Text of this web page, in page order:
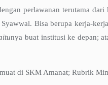
perlawanan terutama
Bisa berupa kerja-
nya buat institusi ke depan;
di SKM Amanat; Rubrik